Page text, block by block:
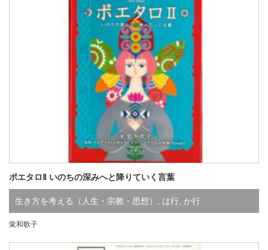
ポエタロⅡ いのちの深みへと降りていく言葉
生き方を考える（人生・宗教・思想） は行 か行
覚和歌子